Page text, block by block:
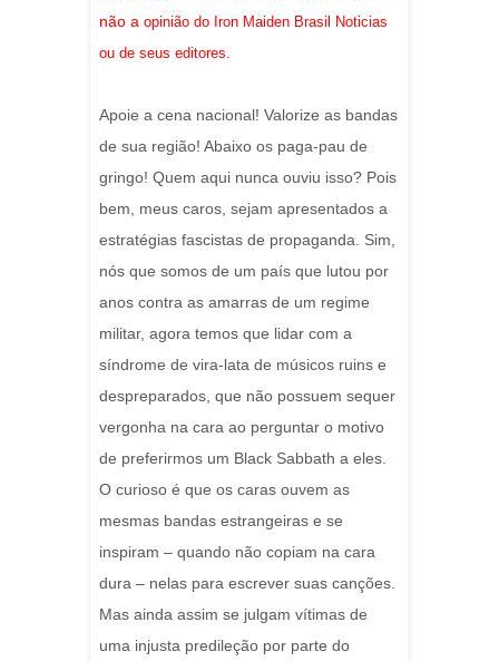
não a opinião do Iron Maiden Brasil Noticias
ou de seus editores
Apoie a cena nacional! Valorize as bandas
de sua região! Abaixo os paga-pau de
gringo! Quem aqui nunca ouviu isso? Pois
bem, meus caros, sejam apresentados a
estratégias fascistas de propaganda. Sim,
nós que somos de um país que lutou por
anos contra as amarras de um regime
militar, agora temos que lidar com a
síndrome de vira-lata de músicos ruins e
despreparados, que não possuem sequer
vergonha na cara ao perguntar o motivo
de preferirmos um Black Sabbath a eles.
O curioso é que os caras ouvem as
mesmas bandas estrangeiras e se
inspiram – quando não copiam na cara
dura – nelas para escrever suas canções.
Mas ainda assim se julgam vítimas de
uma injusta predileção por parte do